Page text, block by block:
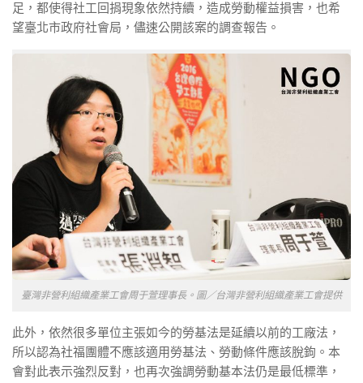
足，都使得社工回捐現象依然持續，造成勞動權益損害，也希
望臺北市政府社會局，儘速公開該案的調查報告。
臺灣非營利組織產業工會周于萱理事長。圖／台灣非營利組織產業工會提供
此外，依然很多單位主張如今的勞基法是延續以前的工廠法，
所以認為社福團體不應該適用勞基法、勞動條件應該脫鉤。本
會對此表示強烈反對，也再次強調勞動基本法仍是最低標準，